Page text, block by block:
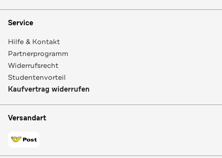
Service
Hilfe & Kontakt
Partnerprogramm
Widerrufsrecht
Studentenvorteil
Kaufvertrag widerrufen
Versandart